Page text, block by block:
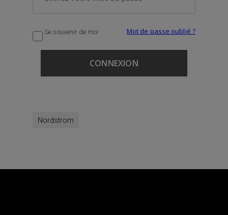
Se souvenir de moi Mot de passe oublié ?
Nordstrom